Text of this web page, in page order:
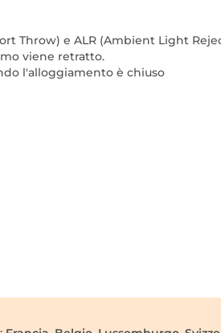
Throw) e ALR (Ambient Light
viene retratto.
l'alloggiamento è chiuso